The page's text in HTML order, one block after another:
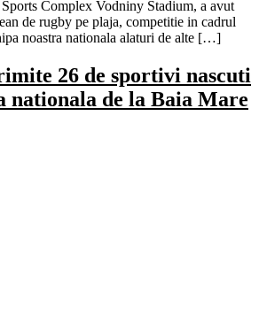
Complex Vodniny Stadium, a avut
de rugby pe plaja, competitie in cadrul
noastra nationala alaturi de alte […]
26 de sportivi nascuti
nationala de la Baia Mare